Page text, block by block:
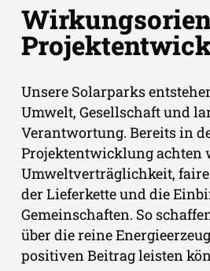
Unsere Solarparks
Umwelt, Gesellschaft und
Verantwortung. Bereits in
Projektentwicklung achten
Umweltverträglichkeit,
der Lieferkette und die
Gemeinschaften. So
über die reine
positiven Beitrag leisten